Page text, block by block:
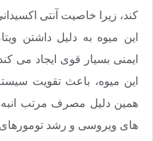
کند، زیرا خاصیت آنتی
این میوه به دلیل داشتن
ایمنی بسیار قوی ایجاد می
این میوه، باعث تقویت
همین دلیل مصرف مرتب انبه
های ویروسی و رشد